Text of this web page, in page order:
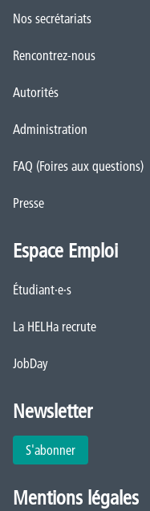
Nos secrétariats
Rencontrez-nous
Autorités
Administration
FAQ (Foires aux questions)
Presse
Espace Emploi
Étudiant·e·s
La HELHa recrute
JobDay
Newsletter
S'abonner
Mentions légales